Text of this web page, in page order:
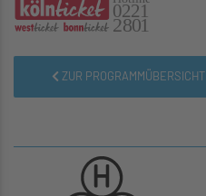
ZUR PROGRAMMÜBERSICHT